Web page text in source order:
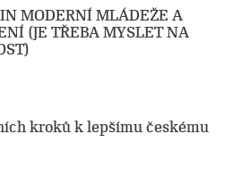
MODERNÍ MLÁDEŽE A
(JE TŘEBA MYSLET NA
kroků k lepšímu českému